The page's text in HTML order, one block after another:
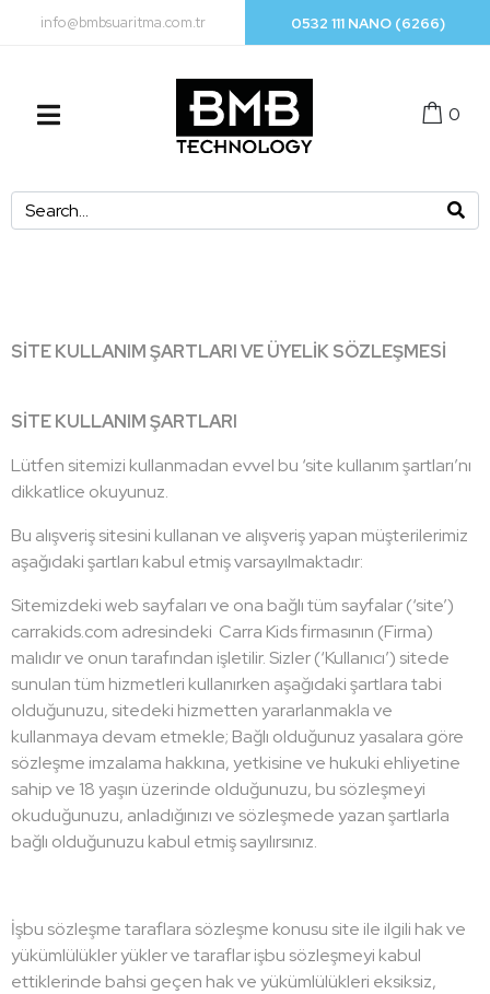
info@bmbsuaritma.com.tr 0532 111 NANO (6266)
0
SİTE KULLANIM ŞARTLARI VE ÜYELİK SÖZLEŞMESİ
SİTE KULLANIM ŞARTLARI
Lütfen sitemizi kullanmadan evvel bu ‘site kullanım şartları’nı
dikkatlice okuyunuz.
Bu alışveriş sitesini kullanan ve alışveriş yapan müşterilerimiz
aşağıdaki şartları kabul etmiş varsayılmaktadır:
Sitemizdeki web sayfaları ve ona bağlı tüm sayfalar (‘site’)
carrakids.com adresindeki Carra Kids firmasının (Firma)
malıdır ve onun tarafından işletilir. Sizler (‘Kullanıcı’) sitede
sunulan tüm hizmetleri kullanırken aşağıdaki şartlara tabi
olduğunuzu, sitedeki hizmetten yararlanmakla ve
kullanmaya devam etmekle; Bağlı olduğunuz yasalara göre
sözleşme imzalama hakkına, yetkisine ve hukuki ehliyetine
sahip ve 18 yaşın üzerinde olduğunuzu, bu sözleşmeyi
okuduğunuzu, anladığınızı ve sözleşmede yazan şartlarla
bağlı olduğunuzu kabul etmiş sayılırsınız.
İşbu sözleşme taraflara sözleşme konusu site ile ilgili hak ve
yükümlülükler yükler ve taraflar işbu sözleşmeyi kabul
ettiklerinde bahsi geçen hak ve yükümlülükleri eksiksiz,